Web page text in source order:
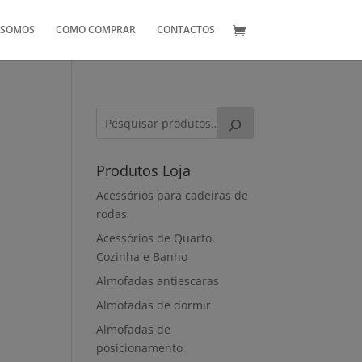
COMO COMPRAR CONTACTOS
Produtos Loja
Acessórios para cadeiras de
rodas
Acessórios de Quarto,
Cozinha e Banho
Almofadas antiescaras
Almofadas de dormir
Almofadas de
posicionamento